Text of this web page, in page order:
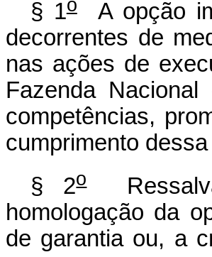
§ 1 A opção
decorrentes de
nas ações de
Fazenda
competências,
cumprimento
§ 2o
homologação da
de garantia ou, a